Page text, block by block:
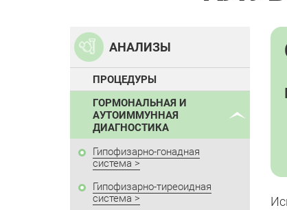
АНАЛИЗЫ
ПРОЦЕДУРЫ
ГОРМОНАЛЬНАЯ И
АУТОИММУННАЯ
ДИАГНОСТИКА
Гипофизарно-гонадная
система
Гипофизарно-тиреоидная
система